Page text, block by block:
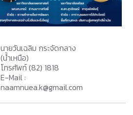
นายวันเฉลิม กระจัดกลาง
(น้ำเหนือ)
โทรศัพท์ (82) 1818
E-Mail :
naamnuea.k@gmail.com